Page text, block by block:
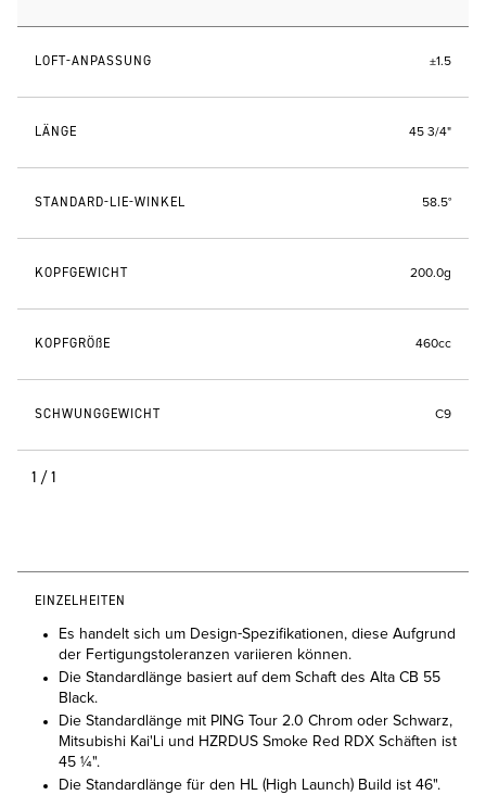
LOFT-ANPASSUNG ±1.5
LÄNGE 45 3/4"
STANDARD-LIE-WINKEL 58.5°
KOPFGEWICHT 200.0g
KOPFGRÖßE 460cc
SCHWUNGGEWICHT C9
1/1
EINZELHEITEN
Es handelt sich um Design-Spezifikationen, diese Aufgrund
der Fertigungstoleranzen variieren können.
Die Standardlänge basiert auf dem Schaft des Alta CB 55
Black.
Die Standardlänge mit PING Tour 2.0 Chrom oder Schwarz,
Mitsubishi Kai'Li und HZRDUS Smoke Red RDX Schäften ist
45 ¼".
Die Standardlänge für den HL (High Launch) Build ist 46".